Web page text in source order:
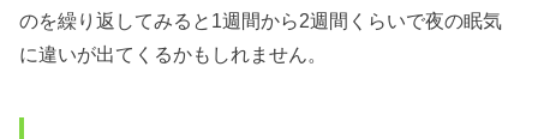
のを繰り返してみると1週間から2週間くらいで夜の眠気
に違いが出てくるかもしれません。